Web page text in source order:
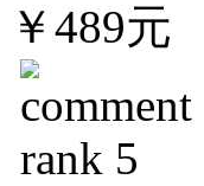
￥489元